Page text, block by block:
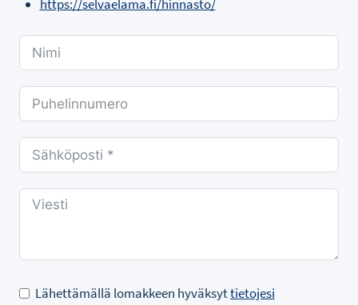
https://selvaelama.fi/hinnasto/
Lähettämällä lomakkeen hyväksyttietojesi